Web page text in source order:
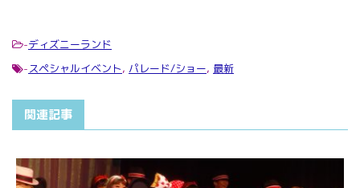
-ディズニーランド
-スペシャルイベント, パレード/ショー, 最新
関連記事